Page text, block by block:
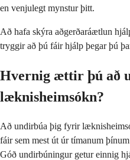
en venjulegt mynstur þitt.
Að hafa skýra aðgerðaráætlun
tryggir að þú fáir hjálp þegar þú
Hvernig ættir þú að
læknisheimsókn?
Að undirbúa þig fyrir
fáir sem mest út úr tímanum
Góð undirbúningur getur einnig